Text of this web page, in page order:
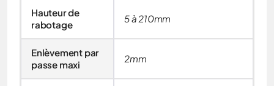
Hauteur de
rabotage
5 à 210mm
Enlèvement par
passe maxi
2mm